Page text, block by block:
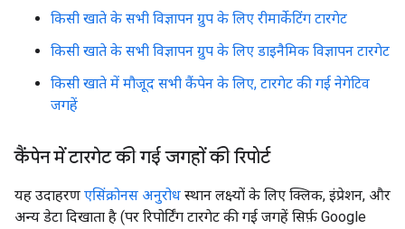
किसी खाते के सभी विज्ञापन ग्रुप के लिए रीमार्केटिंग टारगेट
किसी खाते के सभी विज्ञापन ग्रुप के लिए डाइनैमिक विज्ञापन टारगेट
किसी खाते में मौजूद सभी कैंपेन के लिए, टारगेट की गई नेगेटिव
जगहें
कैंपेन में टारगेट की गई जगहों की रिपोर्ट
यह उदाहरण एसिंक्रोनस अनुरोध स्थान लक्ष्यों के लिए क्लिक, इंप्रेशन, और
अन्य डेटा दिखाता है (पर रिपोर्टिंग टारगेट की गई जगहें सिर्फ़ Google